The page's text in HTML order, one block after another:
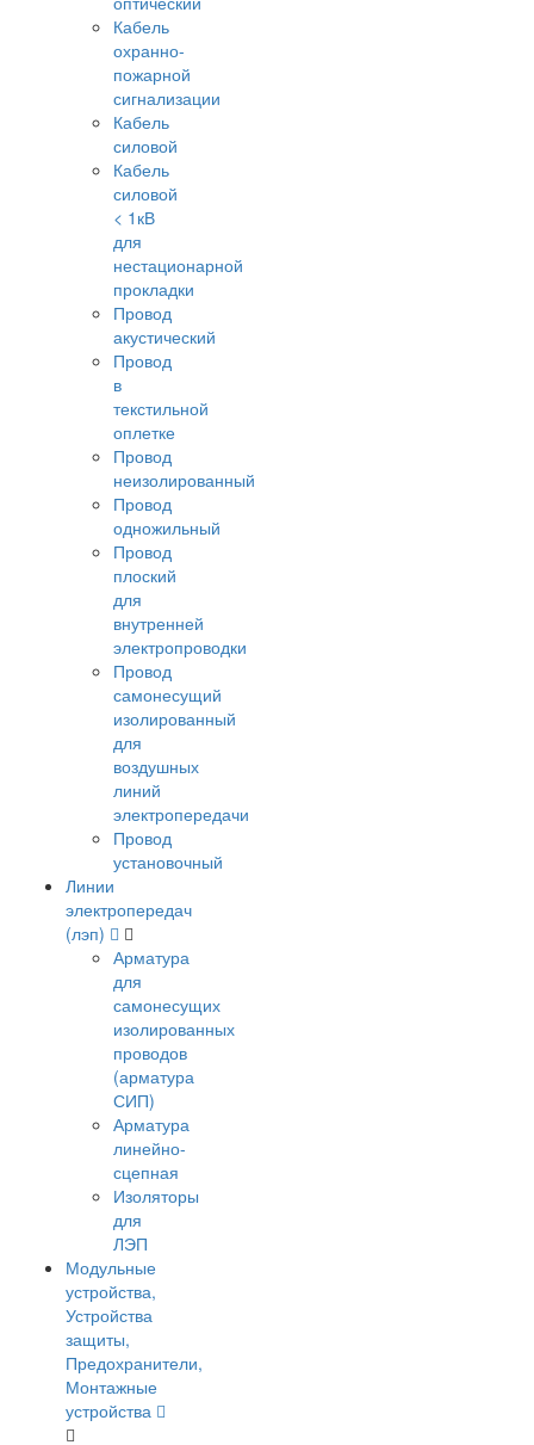
Кабель
охранно-
пожарной
сигнализации
Кабель
силовой
Кабель
силовой
< 1кВ
для
нестационарной
прокладки
Провод
акустический
Провод
в
текстильной
оплетке
Провод
неизолированный
Провод
одножильный
Провод
плоский
для
внутренней
электропроводки
Провод
самонесущий
изолированный
для
воздушных
линий
электропередачи
Провод
установочный
Линии
электропередач
(лэп)
Арматура
для
самонесущих
изолированных
проводов
(арматура
СИП)
Арматура
линейно-
сцепная
Изоляторы
для
ЛЭП
Модульные
устройства,
Устройства
защиты,
Предохранители,
Монтажные
устройства